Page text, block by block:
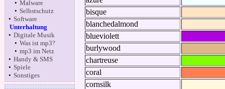
• Malware
• Selbstschutz
• Software
Unterhaltung
• Digitale Musik
• Was ist mp3?
• mp3 im Netz
• Handy & SMS
• Spiele
• Sonstiges
bisque
blanchedalmond
blueviolett
burlywood
chartreuse
coral
cornsilk